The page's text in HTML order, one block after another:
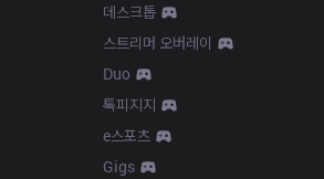
데스크톱
스트리머 오버레이
Duo
톡피지지
e스포츠
Gigs